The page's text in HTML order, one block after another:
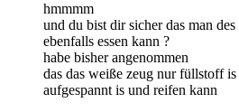
hmmmm
und du bist dir sicher das man
ebenfalls essen kann ?
habe bisher angenommen
das das weiße zeug nur füllstoff
aufgespannt is und reifen kann